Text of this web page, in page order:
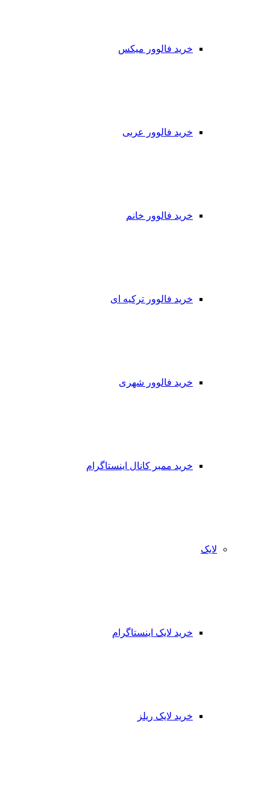
خرید فالوور میکس
خرید فالوور عربی
خرید فالوور خانم
خرید فالوور ترکیه ای
خرید فالوور شهری
خرید ممبر کانال اینستاگرام
لایک
خرید لایک اینستاگرام
خرید لایک ریلز